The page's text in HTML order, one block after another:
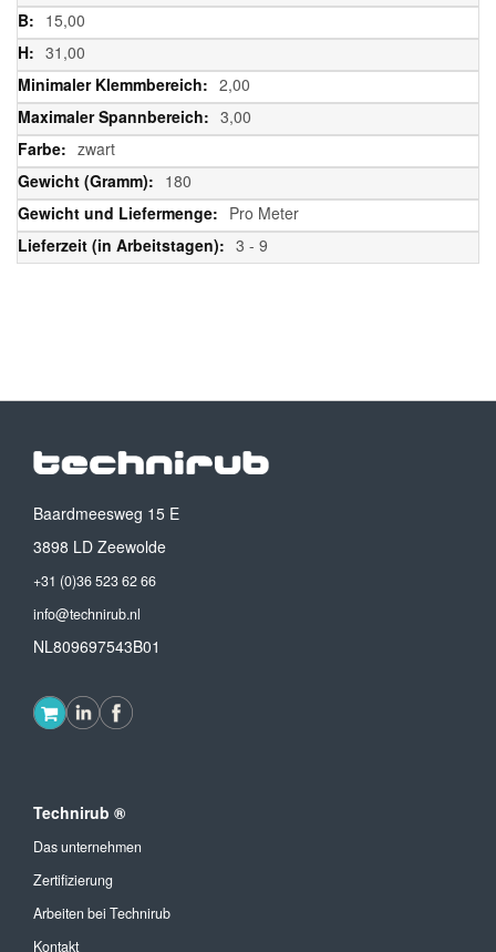
15,00
31,00
2,00
3,00
zwart
180
Pro Meter
3 - 9
Baardmeesweg 15 E
3898 LD Zeewolde
+31 (0)36 523 62 66
info@technirub.nl
NL809697543B01
Technirub ®
Das unternehmen
Zertifizierung
Arbeiten bei Technirub
Kontakt